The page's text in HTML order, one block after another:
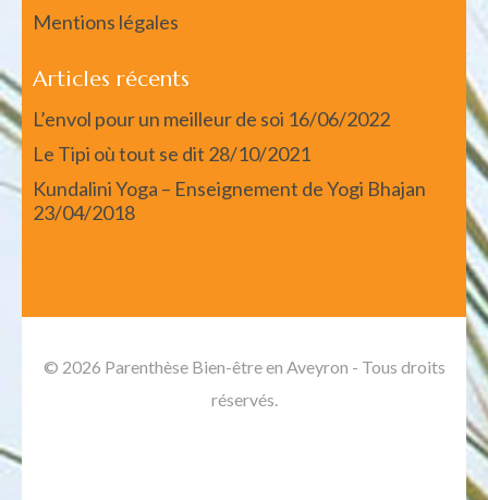
Mentions légales
Articles récents
L’envol pour un meilleur de soi 16/06/2022
Le Tipi où tout se dit 28/10/2021
Kundalini Yoga – Enseignement de Yogi Bhajan
23/04/2018
© 2026 Parenthèse Bien-être en Aveyron - Tous droits
réservés.